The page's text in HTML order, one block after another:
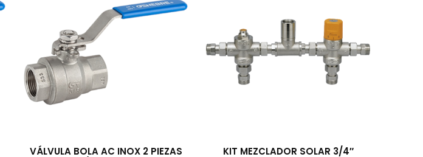
VÁLVULA BOLA AC INOX 2 PIEZAS
KIT MEZCLADOR SOLAR 3/4″